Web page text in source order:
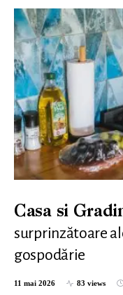
Casa si
surprinzătoare
gospodărie
11 mai 2026 83 views